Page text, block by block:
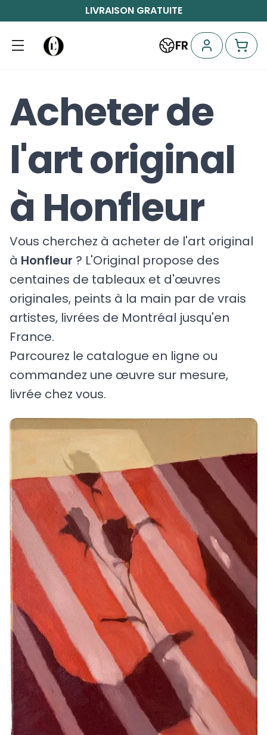
LIVRAISON GRATUITE
FR
Acheter de
l'art original
à Honfleur
Vous cherchez à acheter de l'art original
à Honfleur ? L'Original propose des
centaines de tableaux et d'œuvres
originales, peints à la main par de vrais
artistes, livrées de Montréal jusqu'en
France.
Parcourez le catalogue en ligne ou
commandez une œuvre sur mesure,
livrée chez vous.